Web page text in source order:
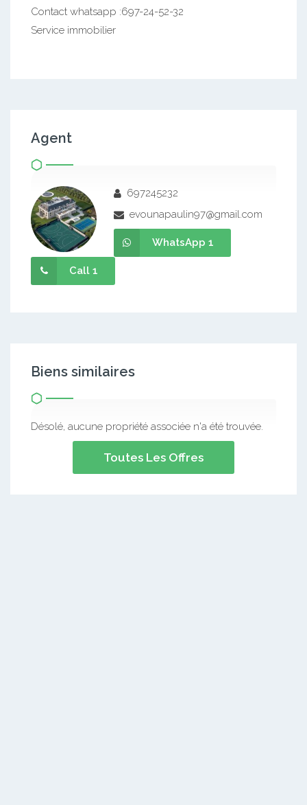
Contact whatsapp :697-24-52-32
Service immobilier
Agent
697245232
evounapaulin97@gmail.com
WhatsApp 1
Call 1
Biens similaires
Désolé, aucune propriété associée n'a été trouvée.
Toutes Les Offres